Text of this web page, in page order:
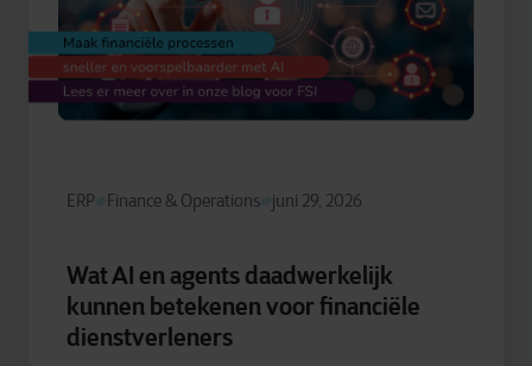
ERP Finance & Operations juni 29, 2026
Wat AI en agents daadwerkelijk
kunnen betekenen voor financiële
dienstverleners